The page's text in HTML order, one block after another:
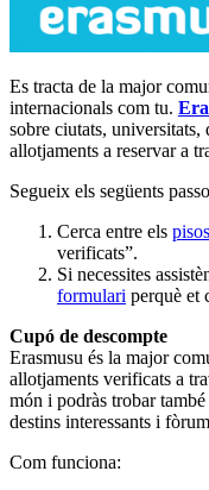
Es tracta de la major
internacionals com tu.
sobre ciutats,
allotjaments a reservar a
Segueix els següents
Cerca entre els
verificats”.
Si necessites
formulari perquè et
Cupó de descompte
Erasmusu és la major
allotjaments verificats a
món i podràs trobar
destins interessants i
Com funciona: